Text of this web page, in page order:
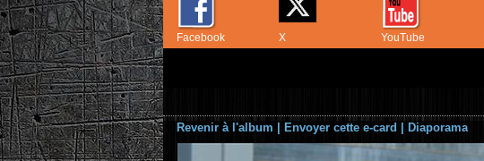
Facebook X YouTube
Revenir à l'album Envoyer cette e-card Diaporama